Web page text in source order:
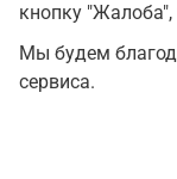
кнопку
Мы будем
сервиса.